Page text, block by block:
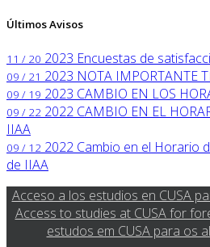
Últimos Avisos
11 / 20 2023 Encuestas de
09 / 21 2023 NOTA IMPORTANTE
09 / 19 2023 CAMBIO EN LOS
09 / 22 2022 CAMBIO EN EL
IIAA
09 / 12 2022 Cambio en el Horario
de IIAA
Acceso a los estudios en CUSA
Access to studies at CUSA for
estudos em CUSA para os